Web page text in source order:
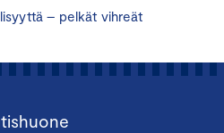
– pelkät vihreät